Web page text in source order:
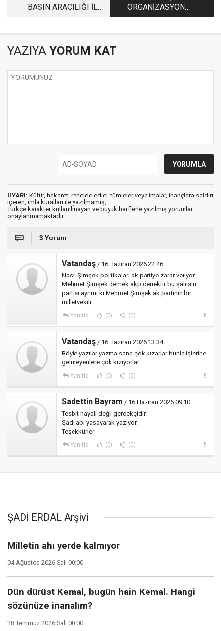
BASIN ARACILIĞI İLE
AYDEMİR
ORGANİZASYON
KAVRAMINI
YAZIYA YORUM KAT
UYARI: Küfür, hakaret, rencide edici cümleler veya imalar, inançlara saldırı
içeren, imla kuralları ile yazılmamış,
Türkçe karakter kullanılmayan ve büyük harflerle yazılmış yorumlar
onaylanmamaktadır.
3 Yorum
Vatandaş / 16 Haziran 2026 22:46
Nasıl Şimşek politikaları ak partiye zarar veriyor
Mehmet Şimşek demek akp denektir bu şahısın
partisi ayrımı ki Mehmet Şimşek ak partinin bir
milletvekili
Yanıtla (0) (0)
Vatandaş / 16 Haziran 2026 13:34
Böyle yazılar yazma sana çok kızarlar bunla işlerine
gelmeyenlere çok kızıyorlar
Yanıtla (0) (0)
Sadettin Bayram / 16 Haziran 2026 09:10
Tesbit hayali değil gerçekçidir.
Şadi abi yaşayarak yazıyor.
Teşekkürler
Yanıtla (0) (0)
ŞADİ ERDAL Arşivi
Milletin ahı yerde kalmıyor
04 Ağustos 2026 Salı 00:00
Dün dürüst Kemal, bugün hain Kemal. Hangi
sözünüze inanalım?
28 Temmuz 2026 Salı 00:00